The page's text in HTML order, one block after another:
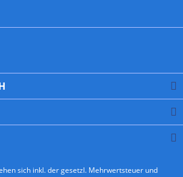
sich inkl. der gesetzl. Mehrwertsteuer und